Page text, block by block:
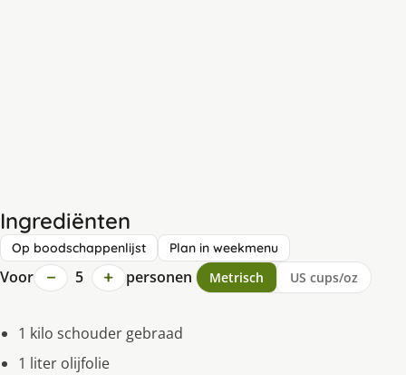
Ingrediënten
Op boodschappenlijst Plan in weekmenu
Voor − 5 + personen Metrisch US cups/oz
1 kilo schouder gebraad
1 liter olijfolie